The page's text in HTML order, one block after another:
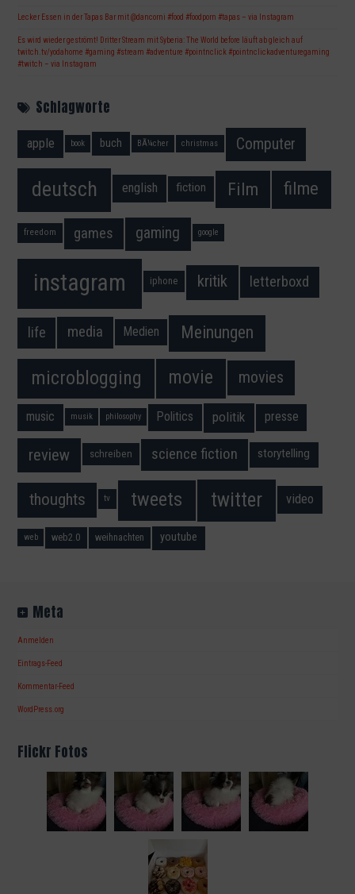
Lecker Essen in der Tapas Bar mit @dancorni #food #foodporn #tapas – via Instagram
Es wird wieder geströmt! Dritter Stream mit Syberia: The World before läuft ab gleich auf
twitch.tv/yodahome #gaming #stream #adventure #pointnclick #pointnclickadventuregaming
#twitch – via Instagram
Schlagworte
apple book buch BÃ¼cher christmas Computer
deutsch english fiction Film filme
freedom games gaming google
instagram iphone kritik letterboxd
life media Medien Meinungen
microblogging movie movies
music musik philosophy Politics politik presse
review schreiben science fiction storytelling
thoughts tv tweets twitter video
web web2.0 weihnachten youtube
Meta
Anmelden
Eintrags-Feed
Kommentar-Feed
WordPress.org
Flickr Fotos